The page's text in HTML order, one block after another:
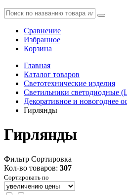
Сравнение
Избранное
Корзина
Главная
Каталог товаров
Светотехнические изделия
Светильники светодиодные
Декоративное и новогоднее
Гирлянды
Гирлянды
Фильтр Сортировка
Кол-во товаров: 307
Сортировать по